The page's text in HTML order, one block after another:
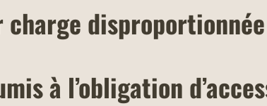
charge disproportionnée
à l’obligation